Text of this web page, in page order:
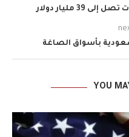
مليار دولار
بأسواق الصاغة
YOU